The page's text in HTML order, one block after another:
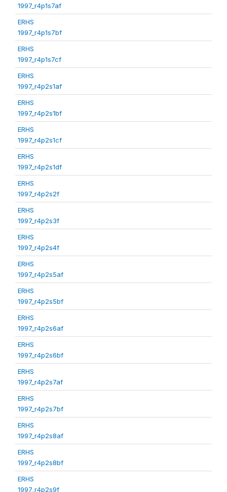
1997_r4p1s7af
ERHS
1997_r4p1s7bf
ERHS
1997_r4p1s7cf
ERHS
1997_r4p2s1af
ERHS
1997_r4p2s1bf
ERHS
1997_r4p2s1cf
ERHS
1997_r4p2s1df
ERHS
1997_r4p2s2f
ERHS
1997_r4p2s3f
ERHS
1997_r4p2s4f
ERHS
1997_r4p2s5af
ERHS
1997_r4p2s5bf
ERHS
1997_r4p2s6af
ERHS
1997_r4p2s6bf
ERHS
1997_r4p2s7af
ERHS
1997_r4p2s7bf
ERHS
1997_r4p2s8af
ERHS
1997_r4p2s8bf
ERHS
1997_r4p2s9f